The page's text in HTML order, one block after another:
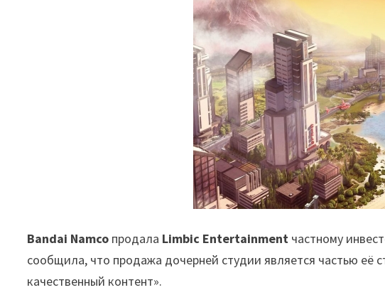
Bandai Namco продала Limbic Entertainment частному
сообщила, что продажа дочерней студии является частью её
качественный контент».